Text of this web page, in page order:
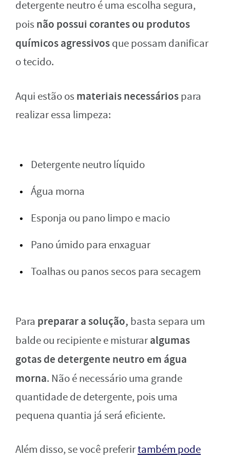
detergente neutro é uma escolha segura,
pois não possui corantes ou produtos
químicos agressivosque possam danificar
o tecido.
Aqui estão os materiais necessáriospara
realizar essa limpeza:
Detergente neutro líquido
Água morna
Esponja ou pano limpo e macio
Pano úmido para enxaguar
Toalhas ou panos secos para secagem
Para preparar a solução, basta separa um
balde ou recipiente e misturaralgumas
gotas de detergente neutro em água
morna. Não é necessário uma grande
quantidade de detergente, pois uma
pequena quantia já será eficiente.
Além disso, se você preferirtambém pode